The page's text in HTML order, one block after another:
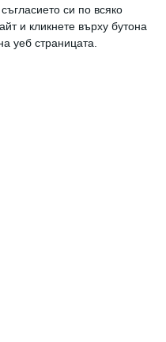
си по всяко
и кликнете върху бутона
уеб страницата.